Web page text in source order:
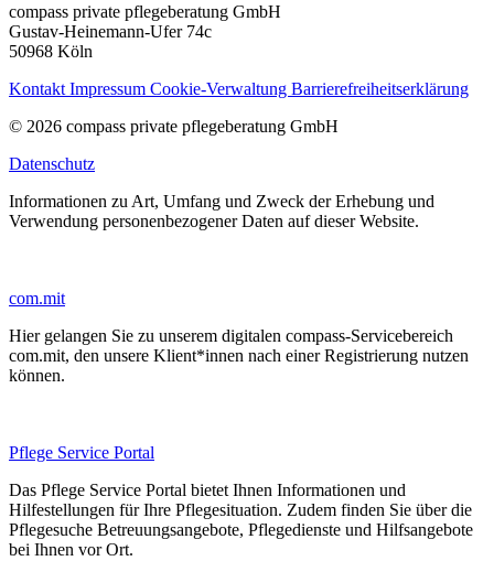
compass private pflegeberatung GmbH
Gustav-Heinemann-Ufer 74c
50968 Köln
Kontakt Impressum Cookie-Verwaltung Barrierefreiheitserklärung
© 2026 compass private pflegeberatung GmbH
Datenschutz
Informationen zu Art, Umfang und Zweck der Erhebung und
Verwendung personenbezogener Daten auf dieser Website.
com.mit
Hier gelangen Sie zu unserem digitalen compass-Servicebereich
com.mit, den unsere Klient*innen nach einer Registrierung nutzen
können.
Pflege Service Portal
Das Pflege Service Portal bietet Ihnen Informationen und
Hilfestellungen für Ihre Pflegesituation. Zudem finden Sie über die
Pflegesuche Betreuungsangebote, Pflegedienste und Hilfsangebote
bei Ihnen vor Ort.